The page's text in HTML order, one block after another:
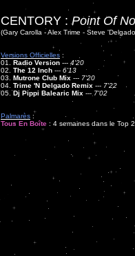
CENTORY :Point Of
(Gary Carolla - Alex Trime - Steve
Versions Officielles :
01. Radio Version --- 4'20
02. The 12 Inch --- 6'13
03.Mutrone Club Mix --- 7'20
04. Trime 'N Delgado Remix --- 7'22
05.Dj Pippi Balearic Mix --- 7'02
Palmarès :
Tous En Boîte : 4 semaines dans le Top